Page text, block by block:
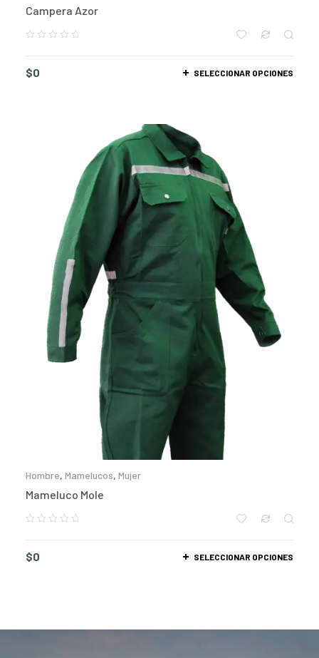
Campera Azor
$0 SELECCIONAR OPCIONES
Hombre, Mamelucos, Mujer
Mameluco Mole
$0 SELECCIONAR OPCIONES